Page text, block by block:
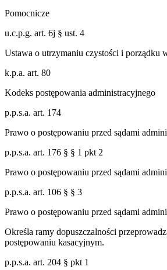
Pomocnicze
u.c.p.g. art. 6j § ust. 4
Ustawa o utrzymaniu czystości i porządku
k.p.a. art. 80
Kodeks postępowania administracyjnego
p.p.s.a. art. 174
Prawo o postępowaniu przed sądami
p.p.s.a. art. 176 § § 1 pkt 2
Prawo o postępowaniu przed sądami
p.p.s.a. art. 106 § § 3
Prawo o postępowaniu przed sądami
Określa ramy dopuszczalności
postępowaniu kasacyjnym.
p.p.s.a. art. 204 § pkt 1